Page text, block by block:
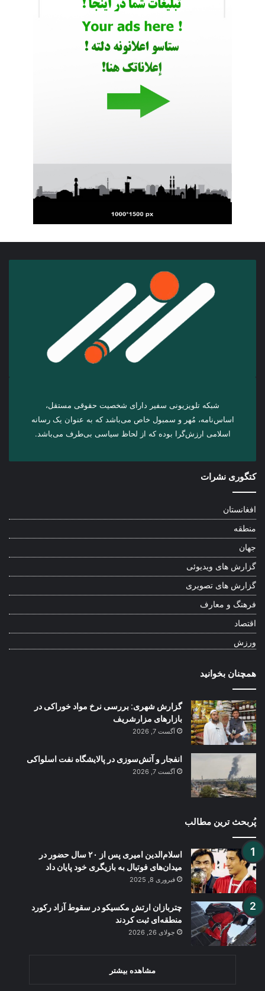
شبکه تلویزیونی سفیر دارای شخصیت حقوقی مستقل،
اساس‌نامه، مُهر و سمبول خاص می‌باشد که به عنوان یک رسانه
اسلامی ارزش‌گرا بوده که از لحاظ سیاسی بی‌طرف می‌باشد.
کتگوری نشرات
افغانستان
منطقه
جهان
گزارش های ویدیوئی
گزارش های تصویری
فرهنگ و معارف
اقتصاد
ورزش
همچنان بخوانید
گزارش شهری: بررسی نرخ مواد خوراکی در
بازارهای مزارشریف
آگست 7, 2026
انفجار و آتش‌سوزی در پالایشگاه نفت اسلواکی
آگست 7, 2026
پُربحث ترین مطالب
اسلام‌الدین امیری پس از ۲۰ سال حضور در
میدان‌های فوتبال به بازیگری خود پایان داد
فبروری 8, 2025
چتربازان ارتش مکسیکو در سقوط آزاد رکورد
منطقه‌ای ثبت کردند
جولای 26, 2026
مشاهده بیشتر